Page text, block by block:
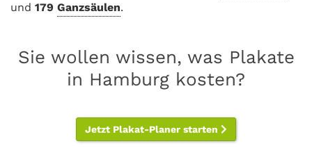
und 179 Ganzsäulen.
Sie wollen wissen, was Plakate
in Hamburg kosten?
Jetzt Plakat-Planer starten